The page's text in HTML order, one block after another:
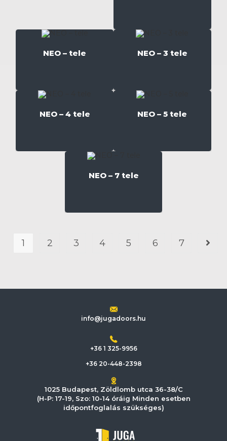
NEO – tele NEO – 3 tele
NEO – 4 tele NEO – 5 tele
NEO – 7 tele
1 2 3 4 5 6 7
info@jugadoors.hu
+36 1 325-9956
+36 20-448-2398
1025 Budapest, Zöldlomb utca 36-38/C
(H-P: 17-19, Szo: 10-14 óráig Minden esetben
időpontfoglalás szükséges)